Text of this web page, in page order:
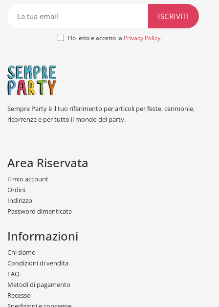
Ho letto e accetto la Privacy Policy.
Sempre Party è il tuo riferimento per articoli per feste, cerimonie,
ricorrenze e per tutto il mondo del party.
Area Riservata
Il mio account
Ordini
Indirizzo
Password dimenticata
Informazioni
Chi siamo
Condizioni di vendita
FAQ
Metodi di pagamento
Recesso